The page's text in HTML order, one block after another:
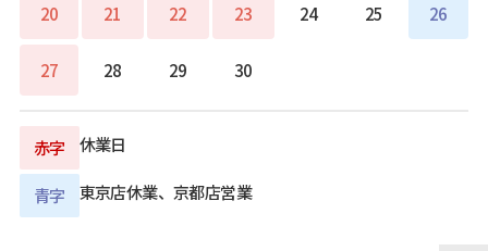
20 21 22 23 24 25 26
27 28 29 30
赤字 休業日
青字 東京店休業、京都店営業